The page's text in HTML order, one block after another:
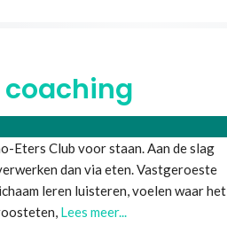
Eters Club voor staan. Aan de slag
dan via eten. Vastgeroeste
leren luisteren, voelen waar het
Lees meer...